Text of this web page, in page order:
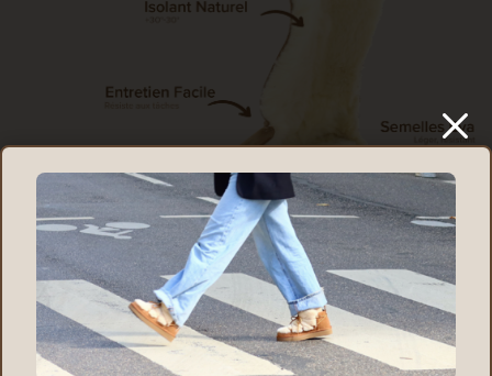
M
Conçu pour votre bien-être
à l’intérieur comme à l’extérieur